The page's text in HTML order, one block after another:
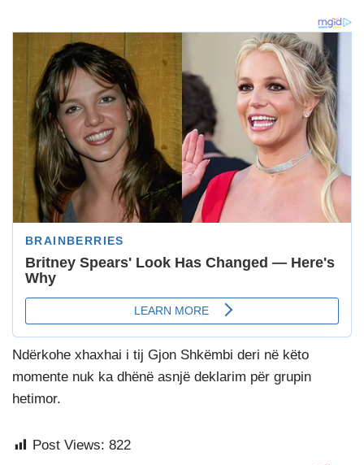
Ndërkohe xhaxhai i tij Gjon Shkëmbi deri në këto
momente nuk ka dhënë asnjë deklarim për grupin
hetimor.
Post Views: 822